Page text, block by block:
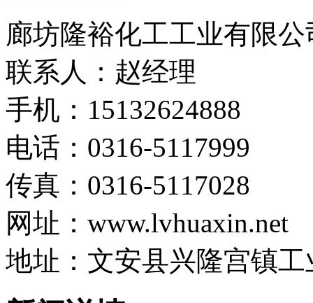
廊坊隆裕化工工业有限公
联系人：赵经理
手机：15132624888
电话：0316-5117999
传真：0316-5117028
网址：www.lvhuaxin.net
地址：文安县兴隆宫镇工